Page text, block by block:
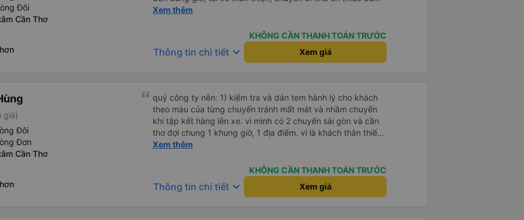
Đôi
Cần Thơ
vẫn hơi xóc, nhưng đó là đặc trưng của Việt Nam ^^), và chỗ
Xem thêm
KHÔNG CẦN THANH TOÁN TRƯỚC
Thông tin chi tiết keyboard_arrow_down Xem giá
giá)
Đôi
Đơn
Cần Thơ
quý công ty nên: 1) kiểm tra và dán tem hành lý cho khách
theo màu của từng chuyến tránh mất mát và nhầm chuyến
khi tập kết hàng lên xe. vì mình có 2 chuyến sài gòn và cần
thơ đợi chung 1 khung giờ, 1 địa điểm. vì là khách thân thiết
của quý công ty nên rất hài lòng và tin tưởng. tuy nhiên rất
cải thiện ngày một phát triển. 2) đồng nhất về cách giao tiếp
và CSKH nhẹ nhàng, chu đáo nữa thì chắc chắn quy công ty
là nhà xe được yêu thích và lựa chọn số 1 quy nhơn. rất cảm
Xem thêm
KHÔNG CẦN THANH TOÁN TRƯỚC
Thông tin chi tiết keyboard_arrow_down Xem giá